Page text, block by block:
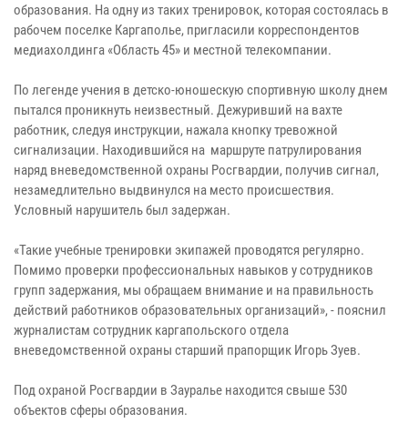
образования. На одну из таких тренировок, которая состоялась в
рабочем поселке Каргаполье, пригласили корреспондентов
медиахолдинга «Область 45» и местной телекомпании.
По легенде учения в детско-юношескую спортивную школу днем
пытался проникнуть неизвестный. Дежуривший на вахте
работник, следуя инструкции, нажала кнопку тревожной
сигнализации. Находившийся на маршруте патрулирования
наряд вневедомственной охраны Росгвардии, получив сигнал,
незамедлительно выдвинулся на место происшествия.
Условный нарушитель был задержан.
«Такие учебные тренировки экипажей проводятся регулярно.
Помимо проверки профессиональных навыков у сотрудников
групп задержания, мы обращаем внимание и на правильность
действий работников образовательных организаций», - пояснил
журналистам сотрудник каргапольского отдела
вневедомственной охраны старший прапорщик Игорь Зуев.
Под охраной Росгвардии в Зауралье находится свыше 530
объектов сферы образования.